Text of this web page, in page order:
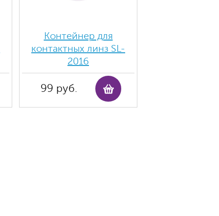
Контейнер для
контактных линз SL-
2016
99 руб.